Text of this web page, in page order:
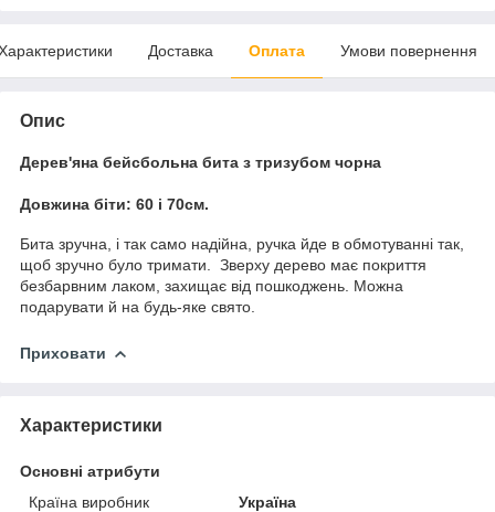
Доставка Оплата Умови повернення
Опис
Дерев'яна бейсбольна бита з тризубом чорна
Довжина біти: 60 і 70см.
Бита зручна, і так само надійна, ручка йде в обмотуванні так,
щоб зручно було тримати. Зверху дерево має покриття
безбарвним лаком, захищає від пошкоджень. Можна
подарувати й на будь-яке свято.
Приховати
Характеристики
Основні атрибути
Країна виробник
Україна